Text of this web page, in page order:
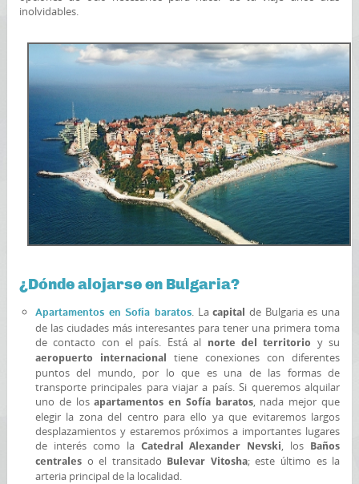
inolvidables.
¿Dónde alojarse en Bulgaria?
Apartamentos en Sofía baratos. Lacapitalde Bulgaria es una
de las ciudades más interesantes para tener una primera toma
de contacto con el país. Está al norte del territorio y su
aeropuerto internacional
tiene conexiones con diferentes
puntos del mundo, por lo que es una de las formas de
transporte principales para viajar a país. Si queremos alquilar
uno de losapartamentos en Sofía baratos, nada mejor que
elegir la zona del centro para ello ya que evitaremos largos
desplazamientos y estaremos próximos a importantes lugares
de interés como la Catedral Alexander Nevski, los Baños
centrales o el transitado Bulevar Vitosha; este último es la
arteria principal de la localidad.